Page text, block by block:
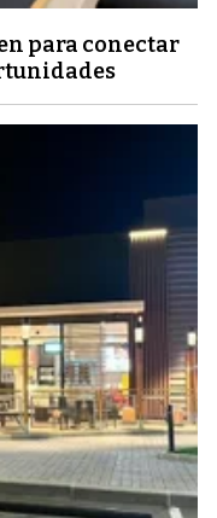
para conectar